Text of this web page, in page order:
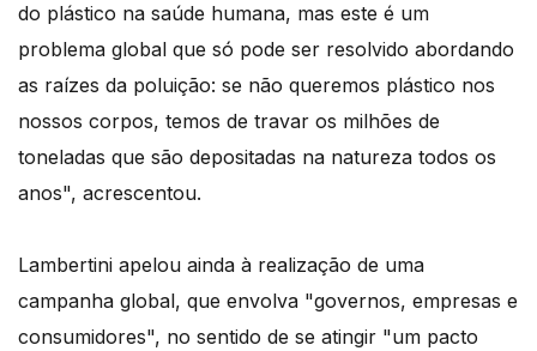
do plástico na saúde humana, mas este é um
problema global que só pode ser resolvido abordando
as raízes da poluição: se não queremos plástico nos
nossos corpos, temos de travar os milhões de
toneladas que são depositadas na natureza todos os
anos", acrescentou.
Lambertini apelou ainda à realização de uma
campanha global, que envolva "governos, empresas e
consumidores", no sentido de se atingir "um pacto